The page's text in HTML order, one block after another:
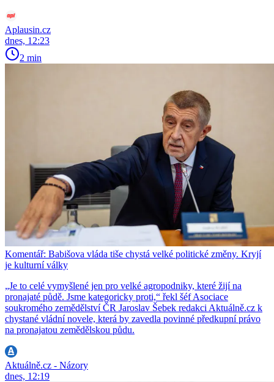
Aplausin.cz
dnes, 12:23
2 min
Komentář: Babišova vláda tiše chystá velké politické změny. Kryjí
je kulturní války
„Je to celé vymyšlené jen pro velké agropodniky, které žijí na
pronajaté půdě. Jsme kategoricky proti,“ řekl šéf Asociace
soukromého zemědělství ČR Jaroslav Šebek redakci Aktuálně.cz k
chystané vládní novele, která by zavedla povinné předkupní právo
na pronajatou zemědělskou půdu.
Aktuálně.cz - Názory
dnes, 12:19